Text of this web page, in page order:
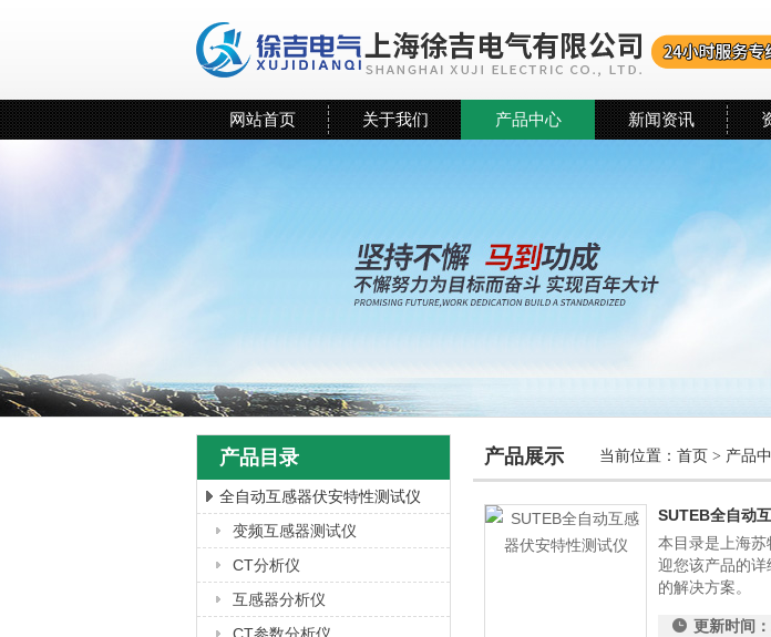
上海徐吉电气有限公司
网站首页 关于我们 产品中心 新闻资讯
产品目录
全自动互感器伏安特性测试仪
变频互感器测试仪
CT分析仪
互感器分析仪
产品展示 当前位置： 首页 > 产品
SUTEB全自动
本目录是上海
迎您该产品的
的解决方案。
更新时间：